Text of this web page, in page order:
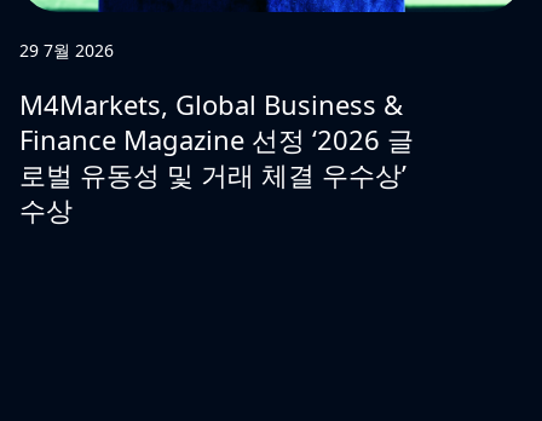
29 7월 2026
M4Markets, Global Business &
Finance Magazine 선정 ‘2026 글
로벌 유동성 및 거래 체결 우수상’
수상